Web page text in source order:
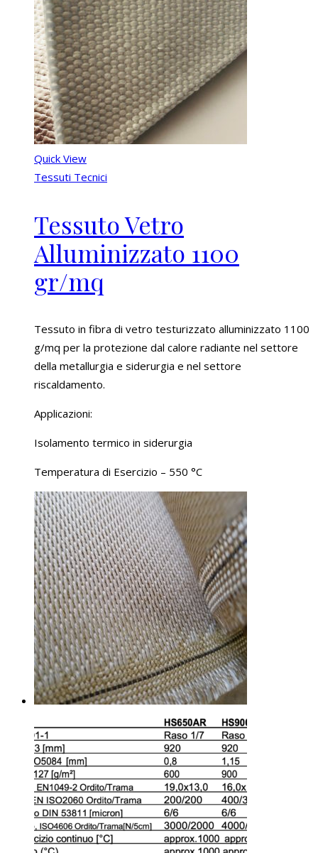
Quick View
Tessuti Tecnici
Tessuto Vetro
Alluminizzato 1100
gr/mq
Tessuto in fibra di vetro testurizzato alluminizzato 1100
g/mq per la protezione dal calore radiante nel settore
della metallurgia e siderurgia e nel settore
riscaldamento.
Applicazioni:
Isolamento termico in siderurgia
Temperatura di Esercizio – 550 °C